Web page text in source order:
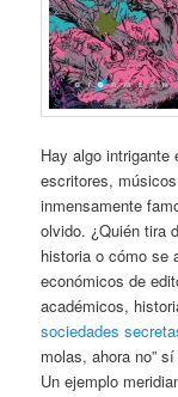
Hay algo intrigante
escritores,
inmensamente
olvido. ¿Quién tira
historia o cómo se
económicos de
académicos,
sociedades
molas, ahora no”
Un ejemplo